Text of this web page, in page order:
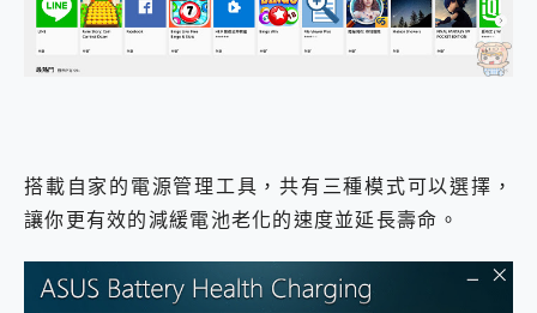
搭載自家的電源管理工具，共有三種模式可以選擇，
讓你更有效的減緩電池老化的速度並延長壽命。